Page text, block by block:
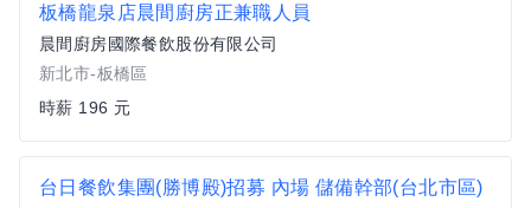
板橋龍泉店晨間廚房正兼職人員
晨間廚房國際餐飲股份有限公司
新北市-板橋區
時薪 196 元
台日餐飲集團(勝博殿)招募 內場 儲備幹部(台北市區)